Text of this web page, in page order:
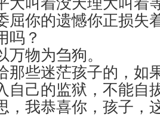
屈你的遗憾你正损失
吗？
物为刍狗。
那些迷茫孩子的，如
自己的监狱，不能自
，我恭喜你，孩子，